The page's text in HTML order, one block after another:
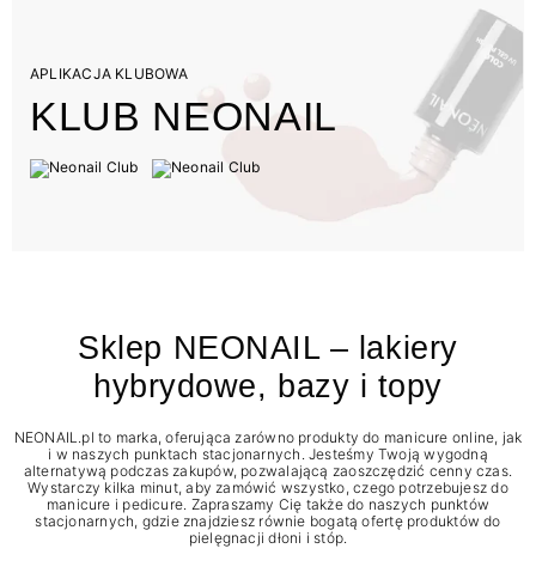
APLIKACJA KLUBOWA
KLUB NEONAIL
Sklep NEONAIL – lakiery
hybrydowe, bazy i topy
NEONAIL.pl to marka, oferująca zarówno produkty do manicure online, jak
i w naszych punktach stacjonarnych. Jesteśmy Twoją wygodną
alternatywą podczas zakupów, pozwalającą zaoszczędzić cenny czas.
Wystarczy kilka minut, aby zamówić wszystko, czego potrzebujesz do
manicure i pedicure. Zapraszamy Cię także do naszych punktów
stacjonarnych, gdzie znajdziesz równie bogatą ofertę produktów do
pielęgnacji dłoni i stóp.